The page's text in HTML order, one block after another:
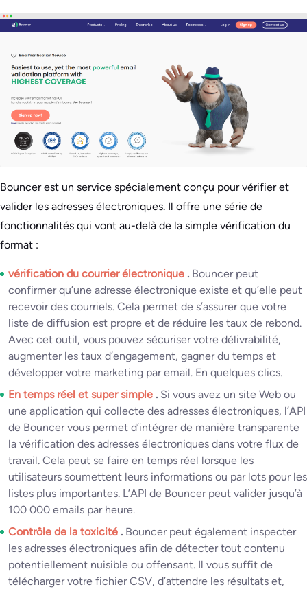
Bouncer est un service spécialement conçu pour vérifier et
valider les adresses électroniques. Il offre une série de
fonctionnalités qui vont au-delà de la simple vérification du
format :
vérification du courrier électronique . Bouncer peut
confirmer qu’une adresse électronique existe et qu’elle peut
recevoir des courriels. Cela permet de s’assurer que votre
liste de diffusion est propre et de réduire les taux de rebond.
Avec cet outil, vous pouvez sécuriser votre délivrabilité,
augmenter les taux d’engagement, gagner du temps et
développer votre marketing par email. En quelques clics.
En temps réel et super simple . Si vous avez un site Web ou
une application qui collecte des adresses électroniques, l’API
de Bouncer vous permet d’intégrer de manière transparente
la vérification des adresses électroniques dans votre flux de
travail. Cela peut se faire en temps réel lorsque les
utilisateurs soumettent leurs informations ou par lots pour les
listes plus importantes. L’API de Bouncer peut valider jusqu’à
100 000 emails par heure.
Contrôle de la toxicité . Bouncer peut également inspecter
les adresses électroniques afin de détecter tout contenu
potentiellement nuisible ou offensant. Il vous suffit de
télécharger votre fichier CSV, d’attendre les résultats et,